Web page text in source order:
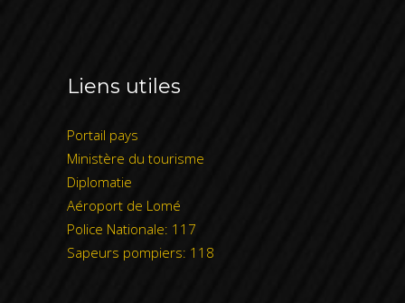
Liens utiles
Portail pays
Ministère du tourisme
Diplomatie
Aéroport de Lomé
Police Nationale: 117
Sapeurs pompiers: 118